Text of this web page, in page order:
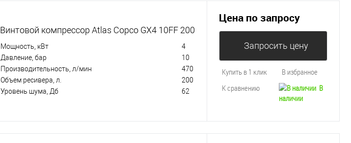
Винтовой компрессор Atlas Copco GX4 10FF 200
Мощность, кВт
4
Давление, бар
10
Производительность, л/мин
470
Объем ресивера, л.
200
Уровень шума, Дб
62
Цена по запросу
Запросить цену
Купить в 1 клик
В избранное
К сравнению
В
наличии